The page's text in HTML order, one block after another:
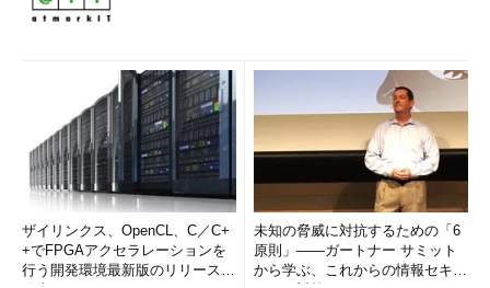
ザイリンクス、OpenCL、C／C+
+でFPGAアクセラレーションを
行う開発環境最新版のリリースを
未知の脅威に対抗するための「6
原則」――ガートナー サミット
から学ぶ、これからの情報セキュ